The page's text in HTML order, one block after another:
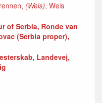
(Wels), Wels
of Serbia, Ronde van
(Serbia proper),
Landevej,